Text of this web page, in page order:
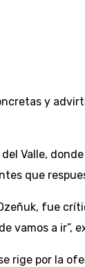
y
Valle,
que
fue
vamos a ir”,
rige por la